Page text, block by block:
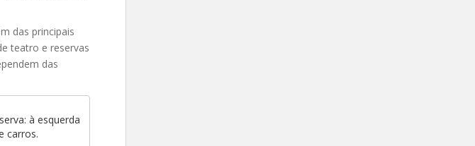
das principais
teatro e reservas
das
à esquerda
carros.